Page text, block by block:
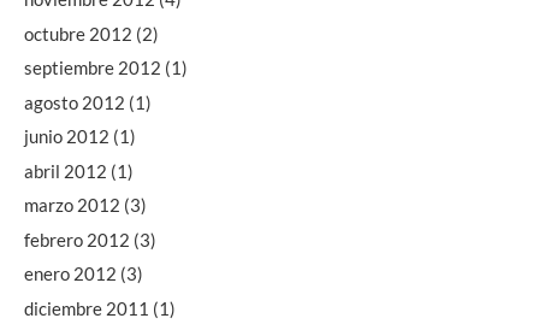
octubre 2012 (2)
septiembre 2012 (1)
agosto 2012 (1)
junio 2012 (1)
abril 2012 (1)
marzo 2012 (3)
febrero 2012 (3)
enero 2012 (3)
diciembre 2011 (1)